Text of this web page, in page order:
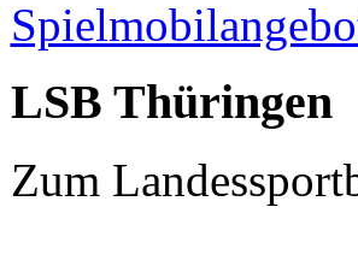
LSB Thüringen
Zum